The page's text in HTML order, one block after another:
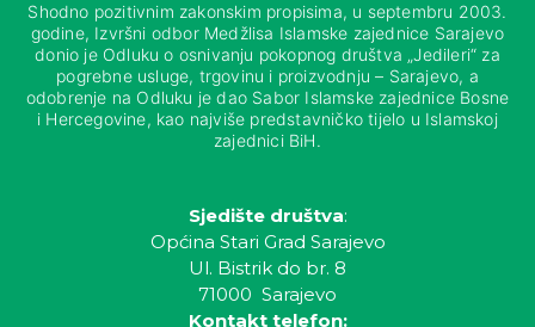
Shodno pozitivnim zakonskim propisima, u septembru 2003.
godine, Izvršni odbor Medžlisa Islamske zajednice Sarajevo
donio je Odluku o osnivanju pokopnog društva „Jedileri“ za
pogrebne usluge, trgovinu i proizvodnju – Sarajevo, a
odobrenje na Odluku je dao Sabor Islamske zajednice Bosne
i Hercegovine, kao najviše predstavničko tijelo u Islamskoj
zajednici BiH.
Sjedište društva:
Općina Stari Grad Sarajevo
Ul. Bistrik do br. 8
71000 Sarajevo
Kontakt telefon: